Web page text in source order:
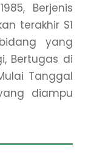
Berjenis
terakhir S1
yang
Bertugas di
Tanggal
diampu